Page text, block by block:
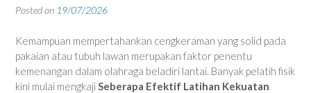
Posted on 19/07/2026
Kemampuan mempertahankan cengkeraman yang solid pada
pakaian atau tubuh lawan merupakan faktor penentu
kemenangan dalam olahraga beladiri lantai. Banyak pelatih fisik
kini mulai mengkajiSeberapa Efektif Latihan Kekuatan